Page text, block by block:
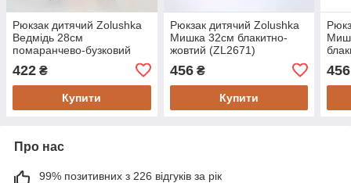
Рюкзак дитячий Zolushka
Ведмідь 28см
помаранчево-бузковий
422 ₴
Купити
Рюкзак дитячий Zolushka
Мишка 32см блакитно-
жовтий (ZL2671)
456₴
Купити
456
Про нас
99% позитивних з 226 відгуків за рік